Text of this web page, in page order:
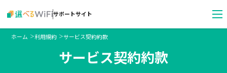
サポートサイト
ホーム ＞利用規約 ＞サービス契約約款
サービス契約約款